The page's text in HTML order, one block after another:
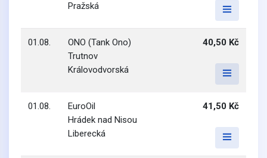
Pražská
01.08.
ONO (Tank Ono)
Trutnov
Královodvorská
40,50 Kč
01.08.
EuroOil
Hrádek nad Nisou
Liberecká
41,50 Kč